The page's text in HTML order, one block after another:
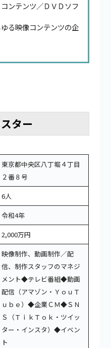
ンテンツ／ＤＶＤソフ
る映像コンテンツの企
ター
東京都中央区八丁堀４丁目
２番８号
6人
令和4年
2,000万円
映像制作、動画制作／配
信、制作スタッフのマネジ
メント◆テレビ番組◆動画
配信（アマゾン・ＹｏｕＴ
ｕｂｅ）◆企業ＣＭ◆ＳＮ
Ｓ（ＴｉｋＴｏｋ・ツイッ
ター・インスタ）◆イベン
ト